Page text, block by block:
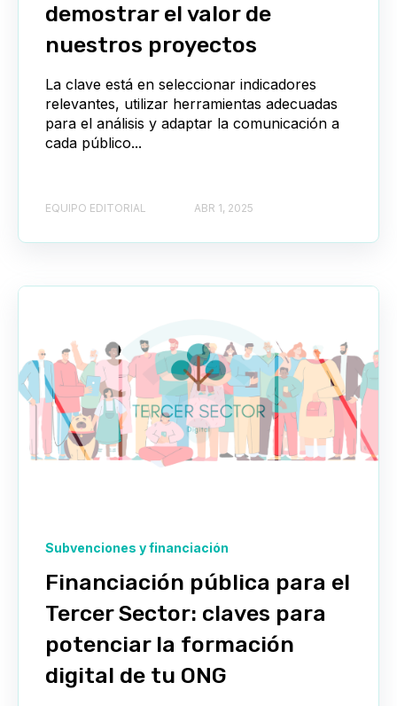
demostrar el valor de
nuestros proyectos
La clave está en seleccionar indicadores
relevantes, utilizar herramientas adecuadas
para el análisis y adaptar la comunicación a
cada público...
EQUIPO EDITORIAL ABR 1, 2025
Subvenciones y financiación
Financiación pública para el
Tercer Sector: claves para
potenciar la formación
digital de tu ONG